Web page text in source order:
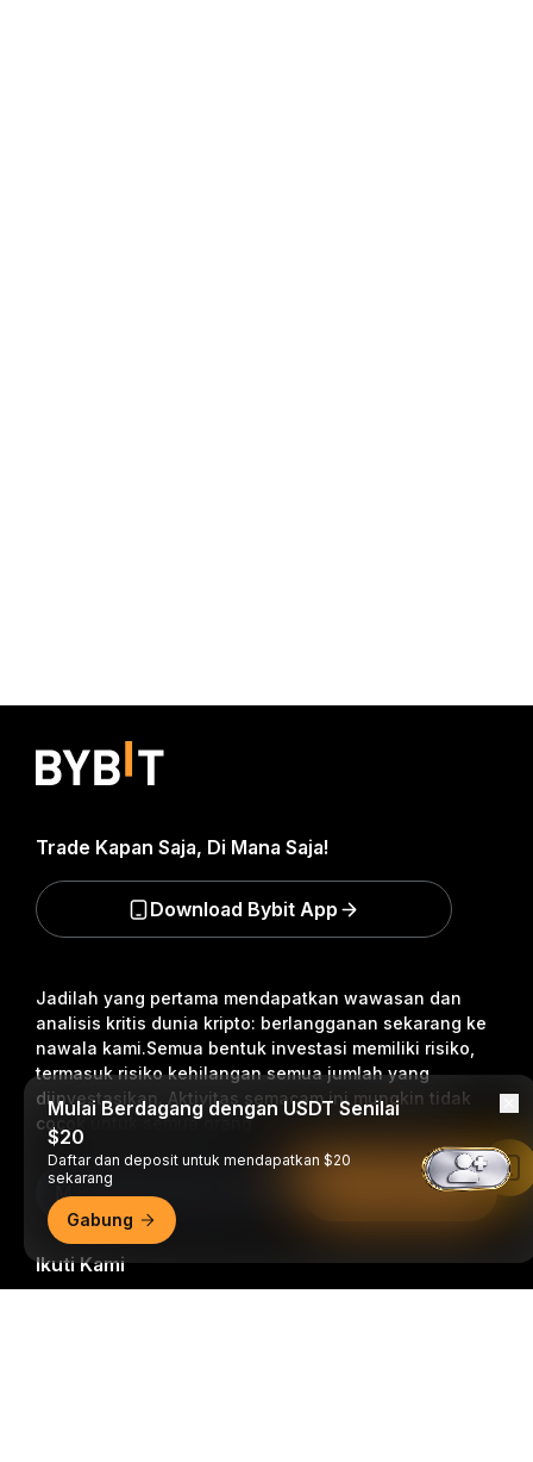
Jadilah yang pertama mendapatkan wawasan dan
analisis kritis dunia kripto: berlangganan sekarang ke
nawala kami.Semua bentuk investasi memiliki risiko,
termasuk risiko kehilangan semua jumlah yang
diinvestasikan. Aktivitas semacam ini mungkin tidak
cocok untuk semua orang.
Berlangganan
Ikuti Kami
Trade Kapan Saja, Di Mana Saja!
Download Bybit App
Mulai Berdagang dengan USDT Senilai
$20
Daftar dan deposit untuk mendapatkan $20
sekarang
Gabung
Baca di Aplikasi Bybit